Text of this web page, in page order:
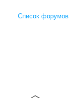
Список форумов